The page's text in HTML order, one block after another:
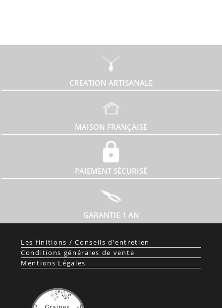
CREATION ARTISANALE
MAISON FRANÇAISE
PAIEMENT SÉCURISÉ
GARANTIE 1 AN
Les finitions / Conseils d’entretien
Conditions générales de vente
Mentions Légales